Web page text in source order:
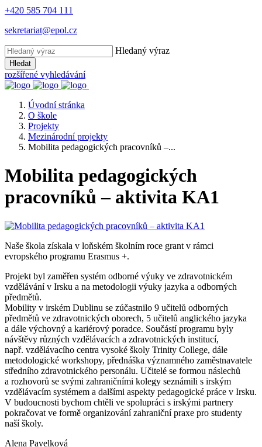
+420 585 704 111
sekretariat@epol.cz
Hledaný výraz
Hledat
rozšířené vyhledávání
Úvodní stránka
O škole
Projekty
Mezinárodní projekty
Mobilita pedagogických pracovníků –...
Mobilita pedagogických
pracovníků – aktivita KA1
Naše škola získala v loňském školním roce grant v rámci
evropského programu Erasmus +.
Projekt byl zaměřen systém odborné výuky ve zdravotnickém
vzdělávání v Irsku a na metodologii výuky jazyka a odborných
předmětů.
Mobility v irském Dublinu se zúčastnilo 9 učitelů odborných
předmětů ve zdravotnických oborech, 5 učitelů anglického jazyka
a dále výchovný a kariérový poradce. Součástí programu byly
návštěvy různých vzdělávacích a zdravotnických institucí,
např. vzdělávacího centra vysoké školy Trinity College, dále
metodologické workshopy, přednáška významného zaměstnavatele
středního zdravotnického personálu. Učitelé se formou náslechů
a rozhovorů se svými zahraničními kolegy seznámili s irským
vzdělávacím systémem a dalšími aspekty pedagogické práce v Irsku.
V budoucnosti bychom chtěli ve spolupráci s irskými partnery
pokračovat ve formě organizování zahraniční praxe pro studenty
naší školy.
Alena Pavelková